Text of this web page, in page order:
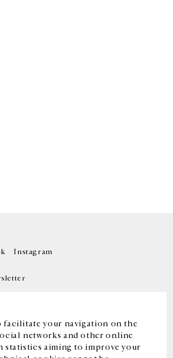
facilitate your navigation on the
networks and other online
statistics aiming to improve your
Instagram